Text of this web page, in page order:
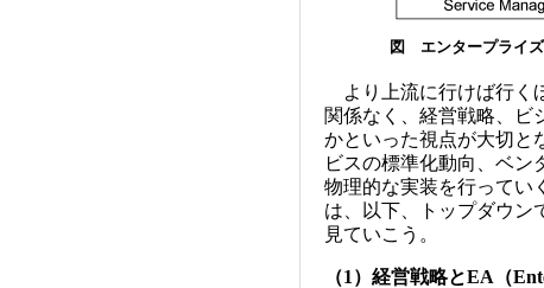
図 エンタープライズ
より上流に行けば行く
関係なく、経営戦略、ビ
かといった視点が大切と
ビスの標準化動向、ベン
物理的な実装を行ってい
は、以下、トップダウン
見ていこう。
（1）経営戦略とEA（